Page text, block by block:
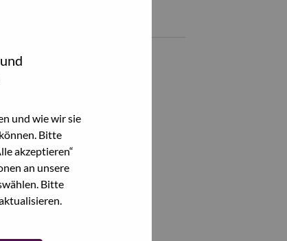
und wie wir sie
Bitte
akzeptieren“
an unsere
Bitte